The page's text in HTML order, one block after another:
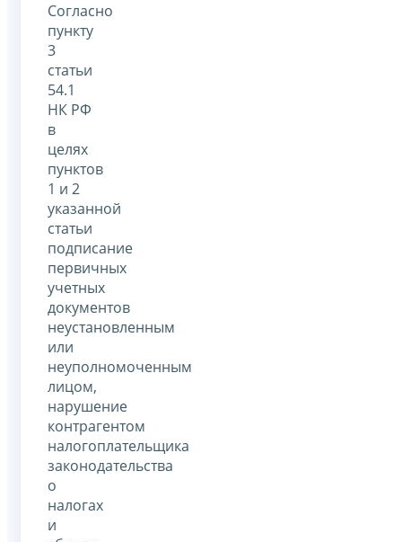
Согласно
пункту
3
статьи
54.1
НК РФ
в
целях
пунктов
1 и 2
указанной
статьи
подписание
первичных
учетных
документов
неустановленным
или
неуполномоченным
лицом,
нарушение
контрагентом
налогоплательщика
законодательства
о
налогах
и